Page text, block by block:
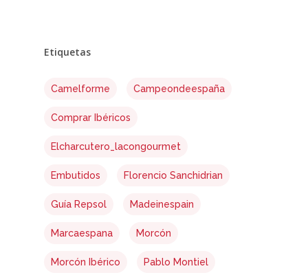
Etiquetas
Camelforme Campeondeespaña
Comprar Ibéricos
Elcharcutero_lacongourmet
Embutidos Florencio Sanchidrian
Guía Repsol Madeinespain
Marcaespana Morcón
Morcón Ibérico Pablo Montiel